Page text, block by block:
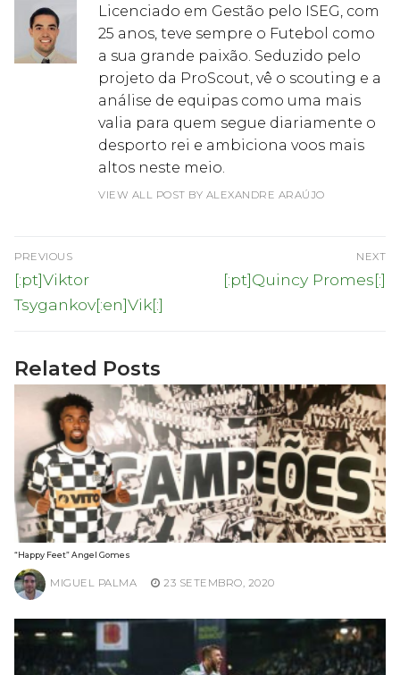
Licenciado em Gestão pelo ISEG, com
25 anos, teve sempre o Futebol como
a sua grande paixão. Seduzido pelo
projeto da ProScout, vê o scouting e a
análise de equipas como uma mais
valia para quem segue diariamente o
desporto rei e ambiciona voos mais
altos neste meio.
VIEW ALL POST BY ALEXANDRE ARAÚJO
Navegação
de
artigos
PREVIOUS
Previous
post:
[:pt]Viktor
Tsygankov[:en]Vik[:]
NEXT
Next
[:pt]Quincy Promes[:]
Related Posts
“Happy Feet” Angel Gomes
MIGUEL PALMA 23 SETEMBRO, 2020